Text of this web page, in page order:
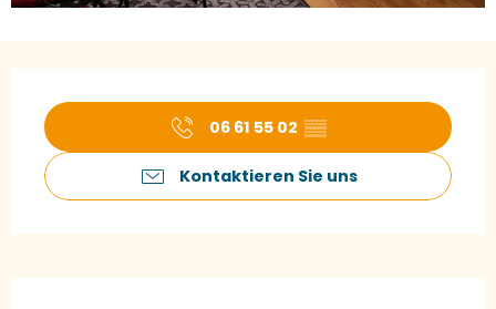
06 61 55 02 ▒▒
Kontaktieren Sie uns